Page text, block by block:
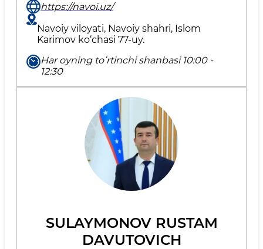
https://navoi.uz/
Navoiy viloyati, Navoiy shahri, Islom
Karimov ko‘chasi 77-uy.
Har oyning toʻrtinchi shanbasi 10:00 -
12:30
SULAYMONOV RUSTAM
DAVUTOVICH